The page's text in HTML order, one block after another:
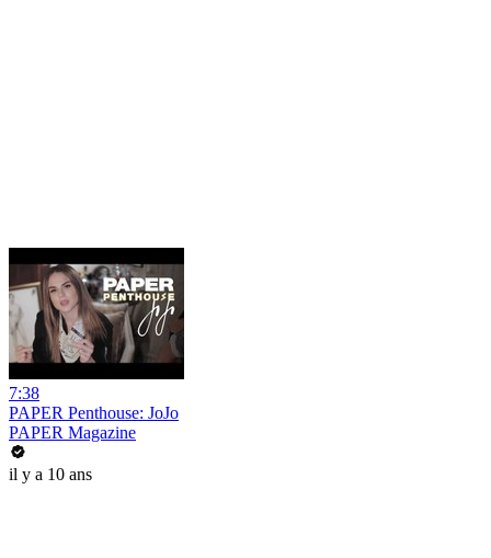
7:38
PAPER Penthouse: JoJo
PAPER Magazine
il y a 10 ans